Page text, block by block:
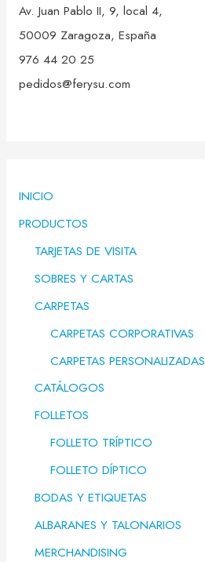
Av. Juan Pablo II, 9, local 4,
50009 Zaragoza, España
976 44 20 25
pedidos@ferysu.com
INICIO
PRODUCTOS
TARJETAS DE VISITA
SOBRES Y CARTAS
CARPETAS
CARPETAS CORPORATIVAS
CARPETAS PERSONALIZADAS
CATÁLOGOS
FOLLETOS
FOLLETO TRÍPTICO
FOLLETO DÍPTICO
BODAS Y ETIQUETAS
ALBARANES Y TALONARIOS
MERCHANDISING